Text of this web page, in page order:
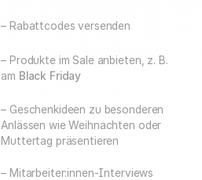
– Rabattcodes versenden
– Produkte im Sale anbieten, z. B.
am Black Friday
– Geschenkideen zu besonderen
Anlässen wie Weihnachten oder
Muttertag präsentieren
– Mitarbeiter:innen-Interviews